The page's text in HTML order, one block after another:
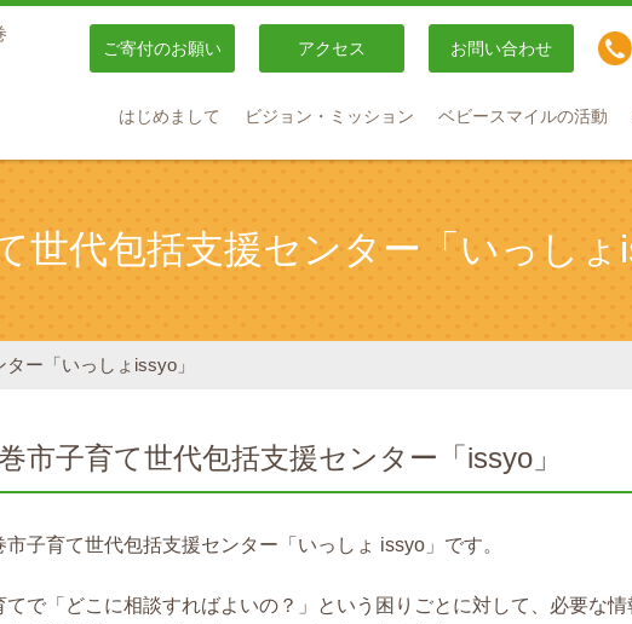
ご寄付のお願い アクセス お問い合わせ
はじめまして ビジョン・ミッション ベビースマイルの活動
世代包括支援センター「いっしょ
ー「いっしょissyo」
市子育て世代包括支援センター「issyo」
市子育て世代包括支援センター「いっしょ issyo」です。
てで「どこに相談すればよいの？」という困りごとに対して、必要な